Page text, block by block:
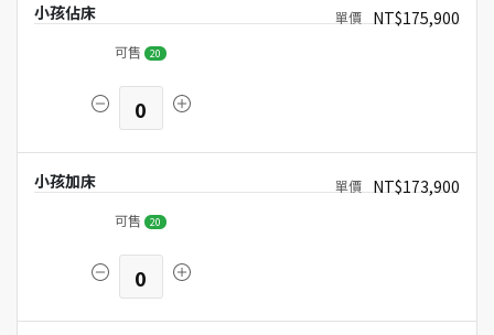
小孩佔床 NT$175,900
可售 20
0
小孩加床 NT$173,900
可售 20
0